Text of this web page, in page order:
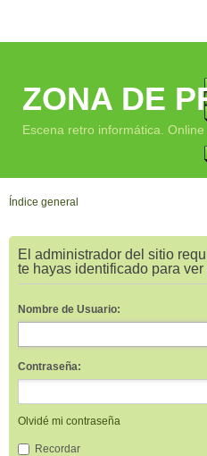
ZONA DE
Escena retro informática.
Índice general
El administrador del sitio
te hayas identificado para ver
Nombre de Usuario:
Contraseña:
Olvidé mi contraseña
Recordar